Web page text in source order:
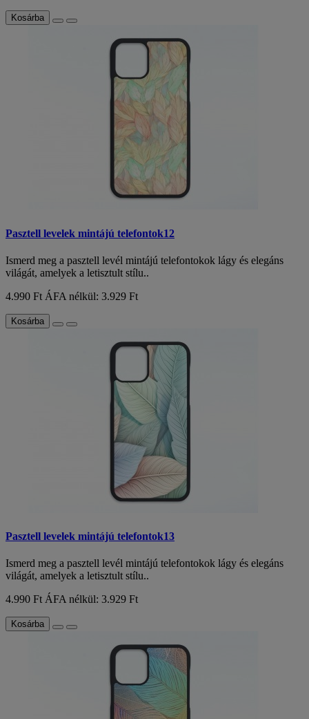
Kosárba
Pasztell levelek mintájú telefontok12
Ismerd meg a pasztell levél mintájú telefontokok lágy és elegáns
világát, amelyek a letisztult stílu..
4.990 Ft ÁFA nélkül: 3.929 Ft
Kosárba
Pasztell levelek mintájú telefontok13
Ismerd meg a pasztell levél mintájú telefontokok lágy és elegáns
világát, amelyek a letisztult stílu..
4.990 Ft ÁFA nélkül: 3.929 Ft
Kosárba